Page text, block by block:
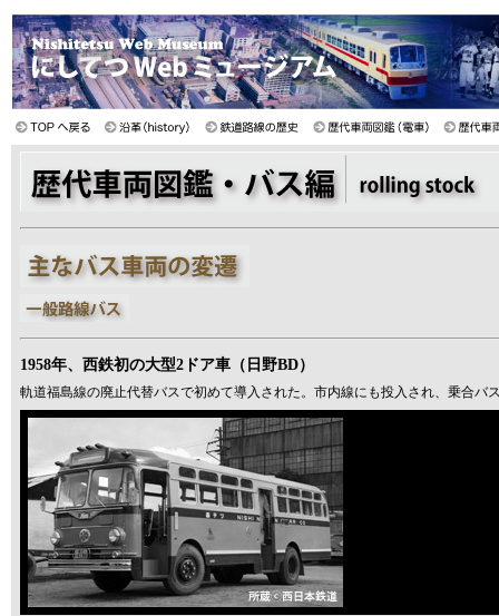
1958年、西鉄初の大型2ドア車（日野BD）
軌道福島線の廃止代替バスで初めて導入された。市内線にも投入され、乗合バ